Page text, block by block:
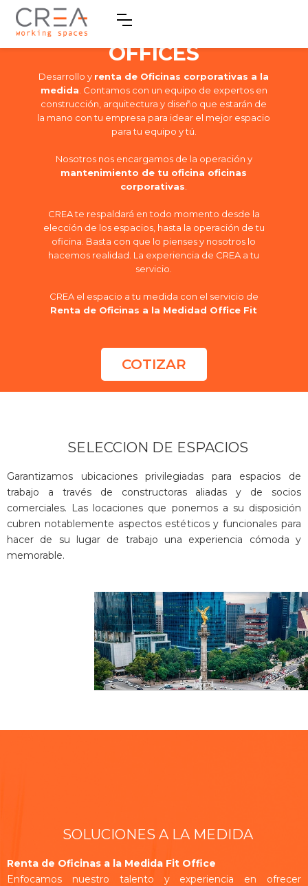
Renta de Oficinas
Corporativas FIT
OFFICES
Desarrollo y renta de Oficinas corporativas a la
medida . Contamos con un equipo de expertos en
construcción, arquitectura y diseño que estarán de
la mano con tu empresa para idear el mejor espacio
para tu equipo y tú.
Nosotros nos encargamos de la operación y
mantenimiento de tu oficina oficinas
corporativas
CREA te respaldará en todo momento desde la
elección de los espacios, hasta la operación de tu
oficina. Basta con que lo pienses y nosotros lo
hacemos realidad. La experiencia de CREA a tu
servicio.
CREA el espacio a tu medida con el servicio de
Renta de Oficinas a la Medidad Office Fit
COTIZAR
SELECCION DE ESPACIOS
Garantizamos ubicaciones privilegiadas para espacios de
trabajo a través de constructoras aliadas y de socios
comerciales. Las locaciones que ponemos a su disposición
cubren notablemente aspectos estéticos y funcionales para
hacer de su lugar de trabajo una experiencia cómoda y
memorable.
SOLUCIONES A LA MEDIDA
Renta de Oficinas a la Medida Fit Office
Enfocamos nuestro talento y experiencia en ofrecer